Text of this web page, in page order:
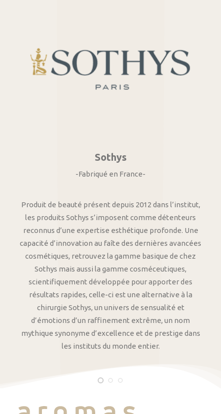
Sothys
-Fabriqué en France-
Produit de beauté présent depuis 2012 dans l’institut,
les produits Sothys s’imposent comme détenteurs
reconnus d’une expertise esthétique profonde. Une
capacité d’innovation au faîte des dernières avancées
cosmétiques, retrouvez la gamme basique de chez
Sothys mais aussi la gamme cosméceutiques,
scientifiquement développée pour apporter des
résultats rapides, celle-ci est une alternative à la
chirurgie Sothys, un univers de sensualité et
d’émotions d’un raffinement extrême, un nom
mythique synonyme d’excellence et de prestige dans
les instituts du monde entier.